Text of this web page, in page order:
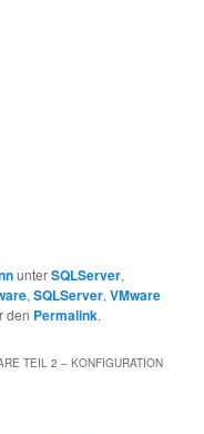
unterSQLServer,
,SQLServer,VMware
den Permalink.
TEIL 2 – KONFIGURATION